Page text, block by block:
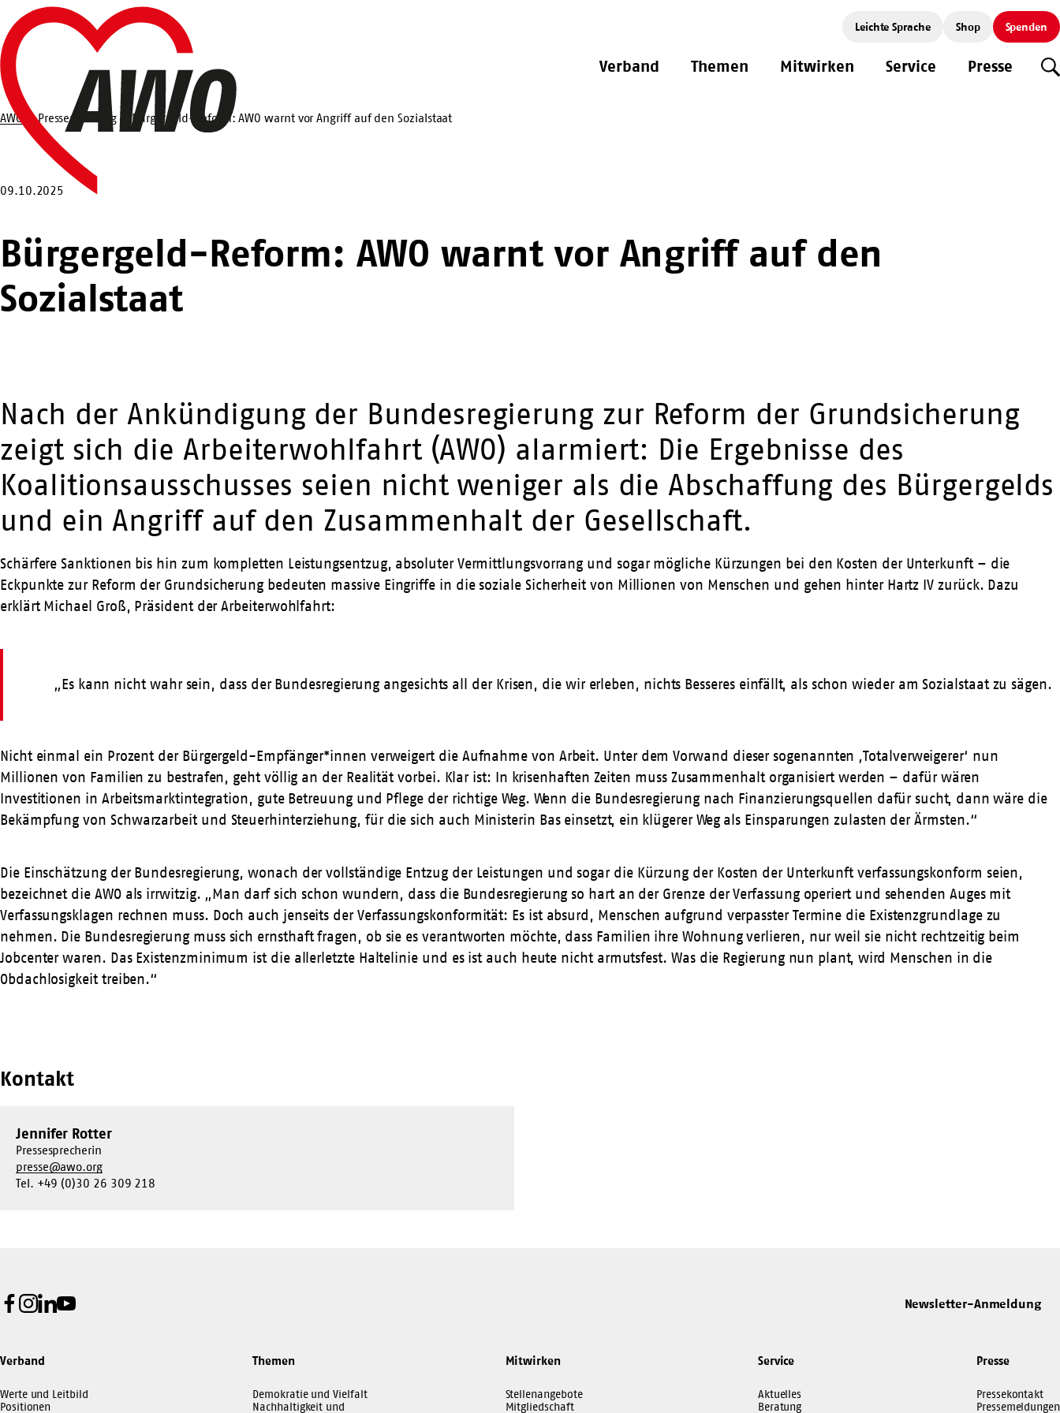
Zum
Hauptinhalt
springen
Startseite
Leichte Sprache Shop Spenden
Verband Themen Mitwirken Service Presse
Suche
AWO Pressemeldung Bürgergeld-Reform: AWO warnt vor Angriff auf den Sozialstaat
09.10.2025
Bürgergeld-Reform: AWO warnt vor Angriff auf den
Sozialstaat
Nach der Ankündigung der Bundesregierung zur Reform der Grundsicherung
zeigt sich die Arbeiterwohlfahrt (AWO) alarmiert: Die Ergebnisse des
Koalitionsausschusses seien nicht weniger als die Abschaffung des Bürgergelds
und ein Angriff auf den Zusammenhalt der Gesellschaft.
Schärfere Sanktionen bis hin zum kompletten Leistungsentzug, absoluter Vermittlungsvorrang und sogar mögliche Kürzungen bei den Kosten der Unterkunft – die
Eckpunkte zur Reform der Grundsicherung bedeuten massive Eingriffe in die soziale Sicherheit von Millionen von Menschen und gehen hinter Hartz IV zurück. Dazu
erklärt Michael Groß, Präsident der Arbeiterwohlfahrt:
„Es kann nicht wahr sein, dass der Bundesregierung angesichts all der Krisen, die wir erleben, nichts Besseres einfällt, als schon wieder am Sozialstaat zu sägen.
Nicht einmal ein Prozent der Bürgergeld-Empfänger*innen verweigert die Aufnahme von Arbeit. Unter dem Vorwand dieser sogenannten ‚Totalverweigerer‘ nun
Millionen von Familien zu bestrafen, geht völlig an der Realität vorbei. Klar ist: In krisenhaften Zeiten muss Zusammenhalt organisiert werden – dafür wären
Investitionen in Arbeitsmarktintegration, gute Betreuung und Pflege der richtige Weg. Wenn die Bundesregierung nach Finanzierungsquellen dafür sucht, dann wäre die
Bekämpfung von Schwarzarbeit und Steuerhinterziehung, für die sich auch Ministerin Bas einsetzt, ein klügerer Weg als Einsparungen zulasten der Ärmsten.“
Die Einschätzung der Bundesregierung, wonach der vollständige Entzug der Leistungen und sogar die Kürzung der Kosten der Unterkunft verfassungskonform seien,
bezeichnet die AWO als irrwitzig. „Man darf sich schon wundern, dass die Bundesregierung so hart an der Grenze der Verfassung operiert und sehenden Auges mit
Verfassungsklagen rechnen muss. Doch auch jenseits der Verfassungskonformität: Es ist absurd, Menschen aufgrund verpasster Termine die Existenzgrundlage zu
nehmen. Die Bundesregierung muss sich ernsthaft fragen, ob sie es verantworten möchte, dass Familien ihre Wohnung verlieren, nur weil sie nicht rechtzeitig beim
Jobcenter waren. Das Existenzminimum ist die allerletzte Haltelinie und es ist auch heute nicht armutsfest. Was die Regierung nun plant, wird Menschen in die
Obdachlosigkeit treiben.“
Kontakt
Jennifer Rotter
Pressesprecherin
presse@awo.org
Tel. +49 (0)30 26 309 218
Facebook
Instagram
LinkedIn
Youtube Newsletter-Anmeldung
Verband
Werte und Leitbild
Positionen
Themen
Demokratie und Vielfalt
Nachhaltigkeit und
Mitwirken
Stellenangebote
Mitgliedschaft
Service
Aktuelles
Beratung
Presse
Pressekontakt
Pressemeldungen